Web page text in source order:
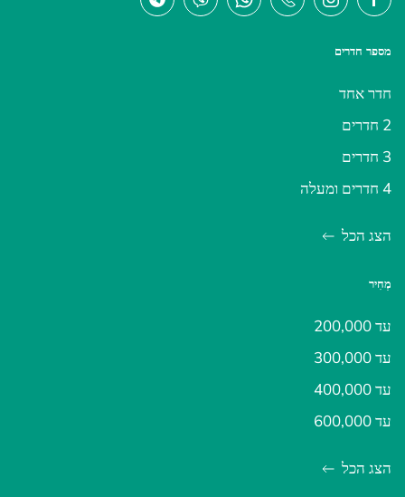
מספר חדרים
חדר אחד
2 חדרים
3 חדרים
4 חדרים ומעלה
הצג הכל
מְחִיר
עד 200,000
עד 300,000
עד 400,000
עד 600,000
הצג הכל